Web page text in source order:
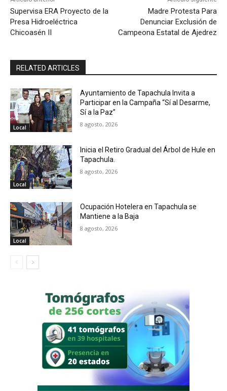
Supervisa ERA Proyecto de la
Presa Hidroeléctrica
Chicoasén II
Madre Protesta Para
Denunciar Exclusión de
Campeona Estatal de Ajedrez
RELATED ARTICLES
Local
Ayuntamiento de Tapachula Invita a
Participar en la Campaña “Sí al Desarme,
Sí a la Paz”
8 agosto, 2026
Local
Inicia el Retiro Gradual del Árbol de Hule en
Tapachula.
8 agosto, 2026
Local
Ocupación Hotelera en Tapachula se
Mantiene a la Baja
8 agosto, 2026